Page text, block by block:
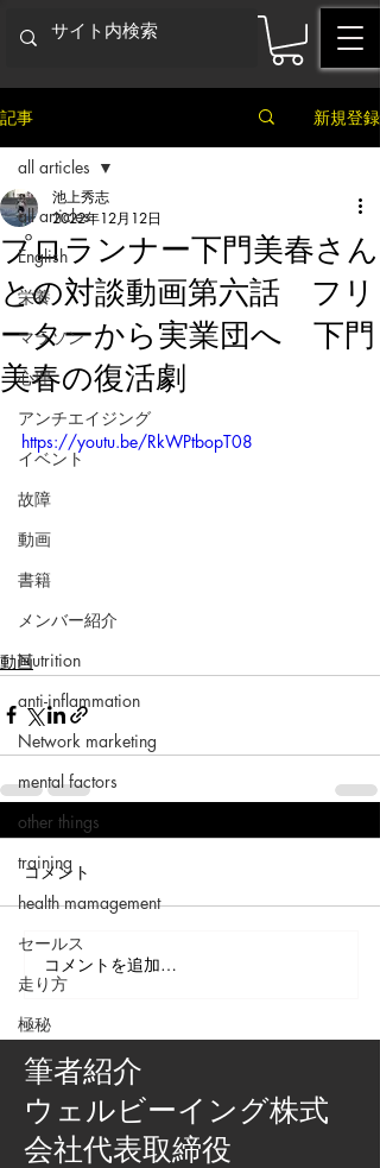
記事 新規登録
all articles
English
栄養
マラソン
心理
アンチエイジング
イベント
故障
動画
書籍
メンバー紹介
Nutrition
anti-inflammation
Network marketing
mental factors
other things
training
health mamagement
セールス
走り方
極秘
all articles
プロランナー下門美春さん
との対談動画第六話 フリ
ーターから実業団へ 下門
美春の復活劇
池上秀志
2022年12月12日
https://youtu.be/RkWPtbopT08
動画
コメント
コメントを追加…
筆者紹介
​ウェルビーイング株式
会社代表取締役